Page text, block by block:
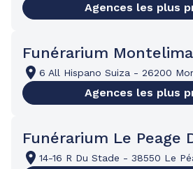
Agences les plus
Funérarium
6 All Hispano Suiza - 26200
Agences les plus
Funérarium Le Peage
14-16 R Du Stade - 38550 Le